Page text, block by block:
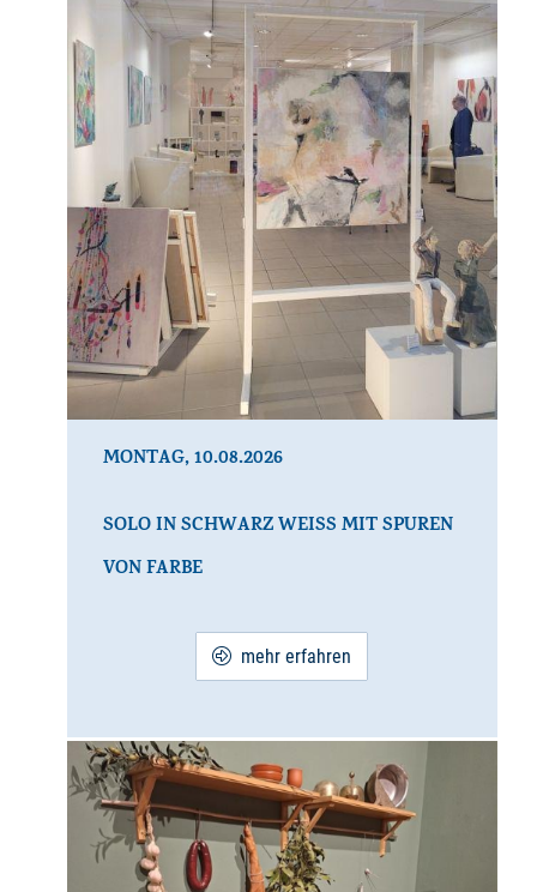
MONTAG, 10.08.2026
SOLO IN SCHWARZ WEISS MIT SPUREN V
ON FARBE
mehr erfahren